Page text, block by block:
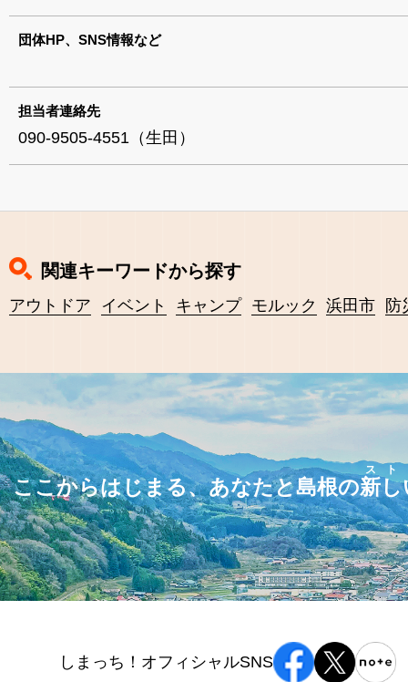
団体HP、SNS情報など
担当者連絡先
090-9505-4551（生田）
関連キーワードから探す
アウトドア イベント キャンプ モルック 浜田市 防
ここからはじまる、あなたと島根の新し
スト
しまっち！オフィシャルSNS